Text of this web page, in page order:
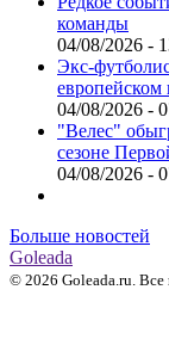
команды
04/08/2026 -
Экс-
европейском
04/08/2026 -
"Велес"
сезоне
04/08/2026 -
Больше новостей
Goleada
© 2026 Goleada.ru.